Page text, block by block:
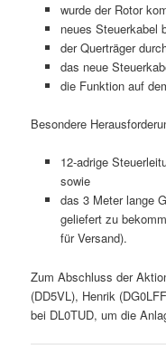
wurde der Rotor
neues Steuerkabel
der Querträger
das neue
die Funktion auf
Besondere
12-adrige
sowie
das 3 Meter lange
geliefert zu
für Versand).
Zum Abschluss der
(DD5VL), Henrik
bei DL0TUD, um die